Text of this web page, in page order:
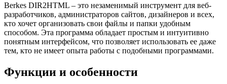
Berkes DIR2HTML – это незаменимый инструмент для веб-
разработчиков, администраторов сайтов, дизайнеров и всех,
кто хочет организовать свои файлы и папки удобным
способом. Эта программа обладает простым и интуитивно
понятным интерфейсом, что позволяет использовать ее даже
тем, кто не имеет опыта работы с подобными программами.
Функции и особенности